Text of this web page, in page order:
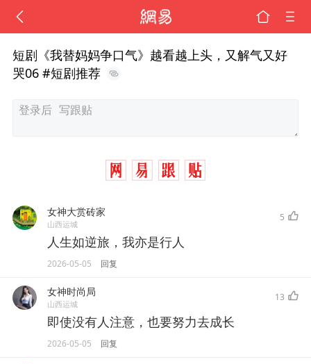
短剧《我替妈妈争口气》越看越上头，又解气又好
哭06 #短剧推荐
女神大赏砖家
山西运城
5
人生如逆旅，我亦是行人
2026-05-05 回复
女神时尚局
山西运城
13
即使没有人注意，也要努力去成长
2026-05-05 回复